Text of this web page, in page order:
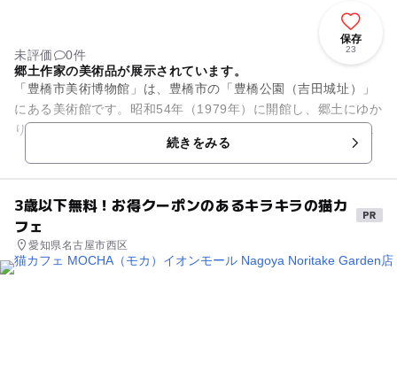
保存
23
未評価
0件
郷土作家の美術品が展示されています。
「豊橋市美術博物館」は、豊橋市の「豊橋公園（吉田城址）」
にある美術館です。昭和54年（1979年）に開館し、郷土にゆか
りのある作家の美術品、歴史・民俗に関する資料などが収蔵・
続きをみる
3歳以下無料！お得クーポンのあるキラキラの猫カ
フェ
愛知県名古屋市西区